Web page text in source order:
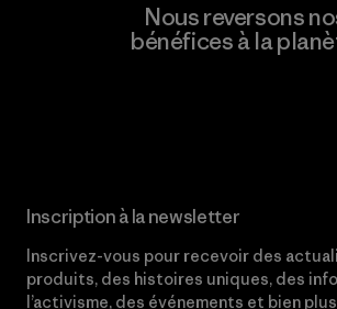
Nous reversons
bénéfices à la
Inscription à la newsletter
Inscrivez-vous pour recevoir des
produits, des histoires uniques, des
l’activisme, des événements et bien